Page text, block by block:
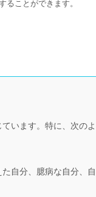
ことができます。
います。特に、次のよ
自分、臆病な自分、自